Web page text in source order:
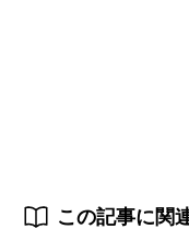
この記事に関